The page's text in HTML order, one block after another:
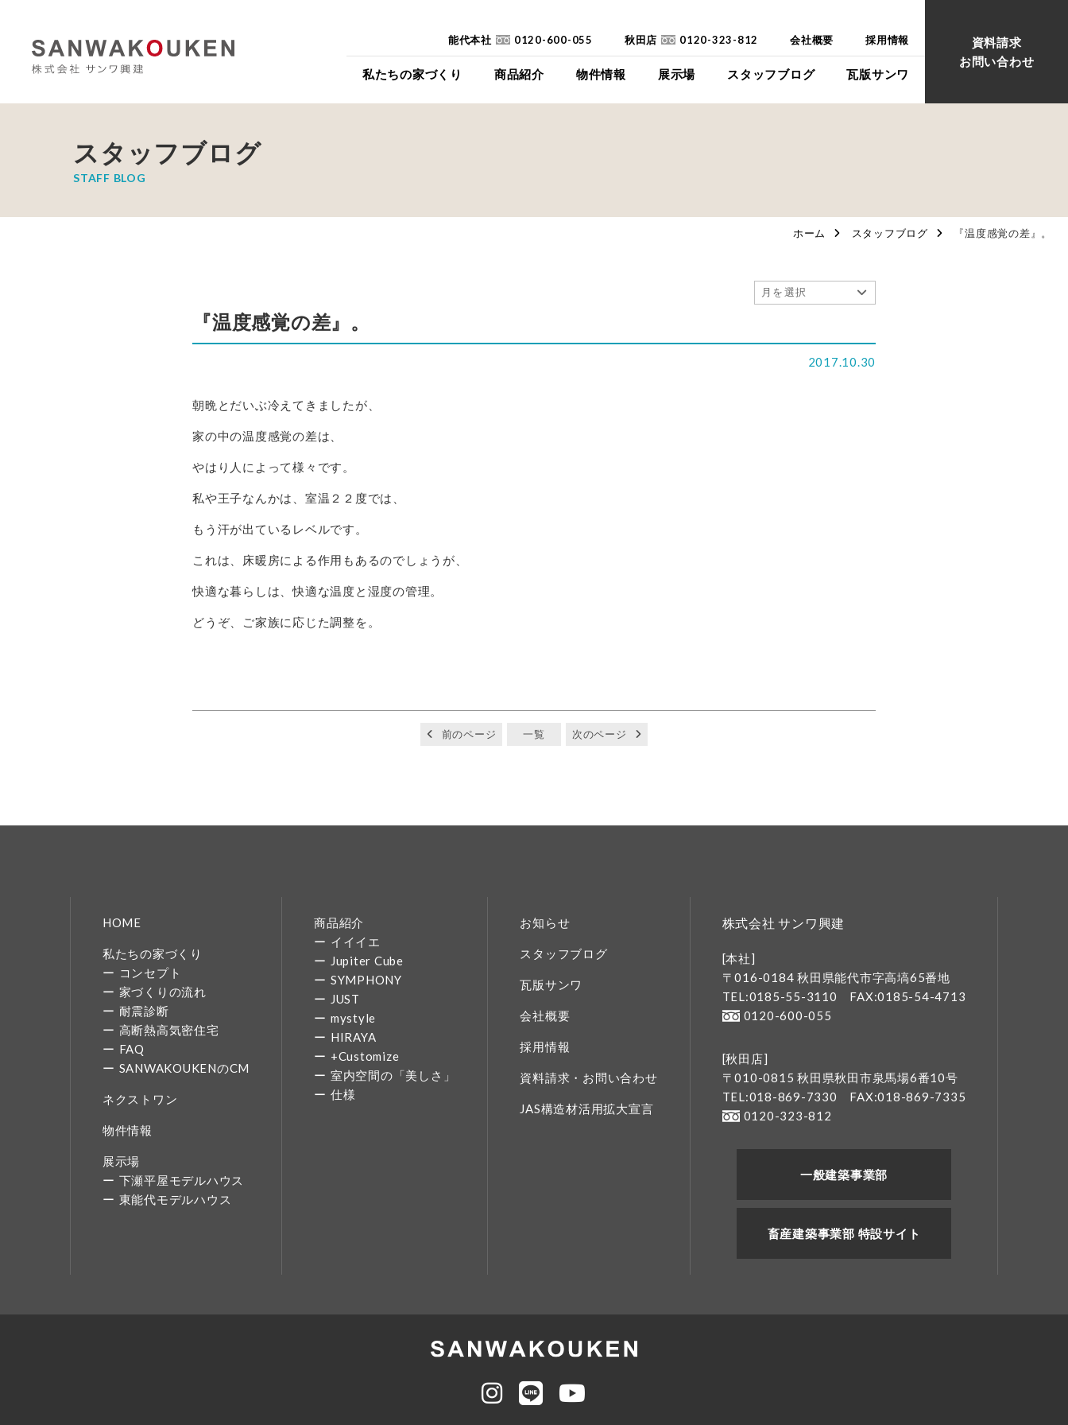
私たちの家づくり
コンセプト
商品紹介
イイイエ
物件情報 展示場
下瀬平屋モデルハウス
スタッフブログ 瓦版サンワ
会社概要 採用情報
能代本社 0120-600-055 秋田店 0120-323-812
資料請求
お問い合わせ
スタッフブログ
STAFF BLOG
ホーム スタッフブログ 『温度感覚の差』。
『温度感覚の差』。
2017.10.30
朝晩とだいぶ冷えてきましたが、
家の中の温度感覚の差は、
やはり人によって様々です。
私や王子なんかは、室温２２度では、
もう汗が出ているレベルです。
これは、床暖房による作用もあるのでしょうが、
快適な暮らしは、快適な温度と湿度の管理。
どうぞ、ご家族に応じた調整を。
前のページ 一覧 次のページ
HOME
私たちの家づくり
コンセプト
家づくりの流れ
耐震診断
高断熱高気密住宅
FAQ
SANWAKOUKENのCM
ネクストワン
物件情報
展示場
下瀬平屋モデルハウス
東能代モデルハウス
商品紹介
イイイエ
Jupiter Cube
SYMPHONY
JUST
mystyle
HIRAYA
+Customize
室内空間の「美しさ」
仕様
お知らせ
スタッフブログ
瓦版サンワ
会社概要
採用情報
資料請求・お問い合わせ
JAS構造材活用拡大宣言
株式会社 サンワ興建
[本社]
〒016-0184 秋田県能代市字高塙65番地
TEL:0185-55-3110
FAX:0185-54-4713
0120-600-055
[秋田店]
〒010-0815 秋田県秋田市泉馬場6番10号
TEL:018-869-7330
FAX:018-869-7335
0120-323-812
一般建築事業部
畜産建築事業部 特設サイト